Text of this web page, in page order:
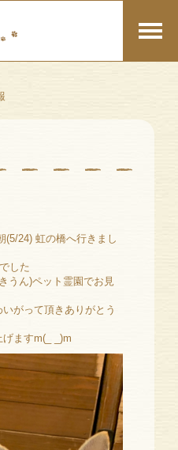
(5/24) 虹の橋へ行きまし
した
うん)ペット霊園でお見
がって頂きありがとう
ますm(_ _)m